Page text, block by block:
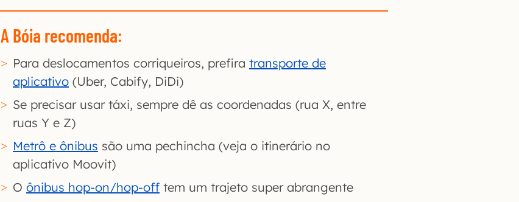
A Bóia recomenda:
Para deslocamentos corriqueiros, prefira transporte de
aplicativo (Uber, Cabify, DiDi)
Se precisar usar táxi, sempre dê as coordenadas (rua X, entre
ruas Y e Z)
Metrô e ônibus são uma pechincha (veja o itinerário no
aplicativo Moovit)
O ônibus hop-on/hop-off tem um trajeto super abrangente